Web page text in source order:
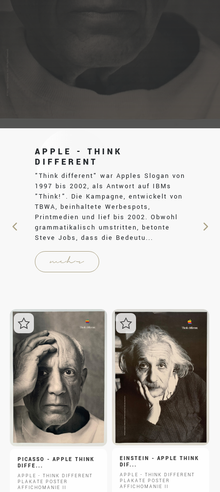
APPLE - THINK
DIFFERENT
"Think different" war Apples Slogan von
1997 bis 2002, als Antwort auf IBMs
"Think!". Die Kampagne, entwickelt von
TBWA, beinhaltete Werbespots,
Printmedien und lief bis 2002. Obwohl
grammatikalisch umstritten, betonte
Steve Jobs, dass die Bedeutu...
mehr
PICASSO - APPLE THINK
DIFFE...
APPLE - THINK DIFFERENT
PLAKATE POSTER
AFFICHOMANIE II
EINSTEIN - APPLE THINK
DIF...
APPLE - THINK DIFFERENT
PLAKATE POSTER
AFFICHOMANIE II
Login